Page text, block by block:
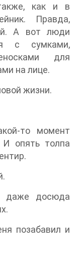
как и в
Правда,
А вот люди
с сумками,
для
на лице.
жизни.
то момент
опять толпа
даже досюда
позабавил и